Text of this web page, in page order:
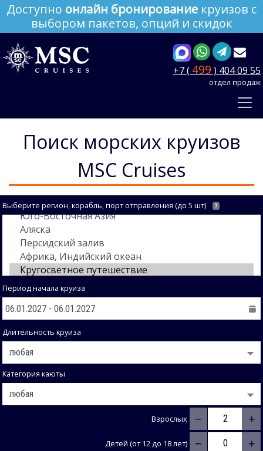
Доступно онлайн бронирование круизов с
выбором пакетов, опций и скидок
+7 ( 499 ) 404 09 55
отдел продаж
Поиск морских круизов
MSC Cruises
Выберите регион, корабль, порт отправления (до 5 шт) ?
Период начала круиза
Длительность круиза
Категория каюты
Взрослых − +
Детей (от 12 до 18 лет) − +